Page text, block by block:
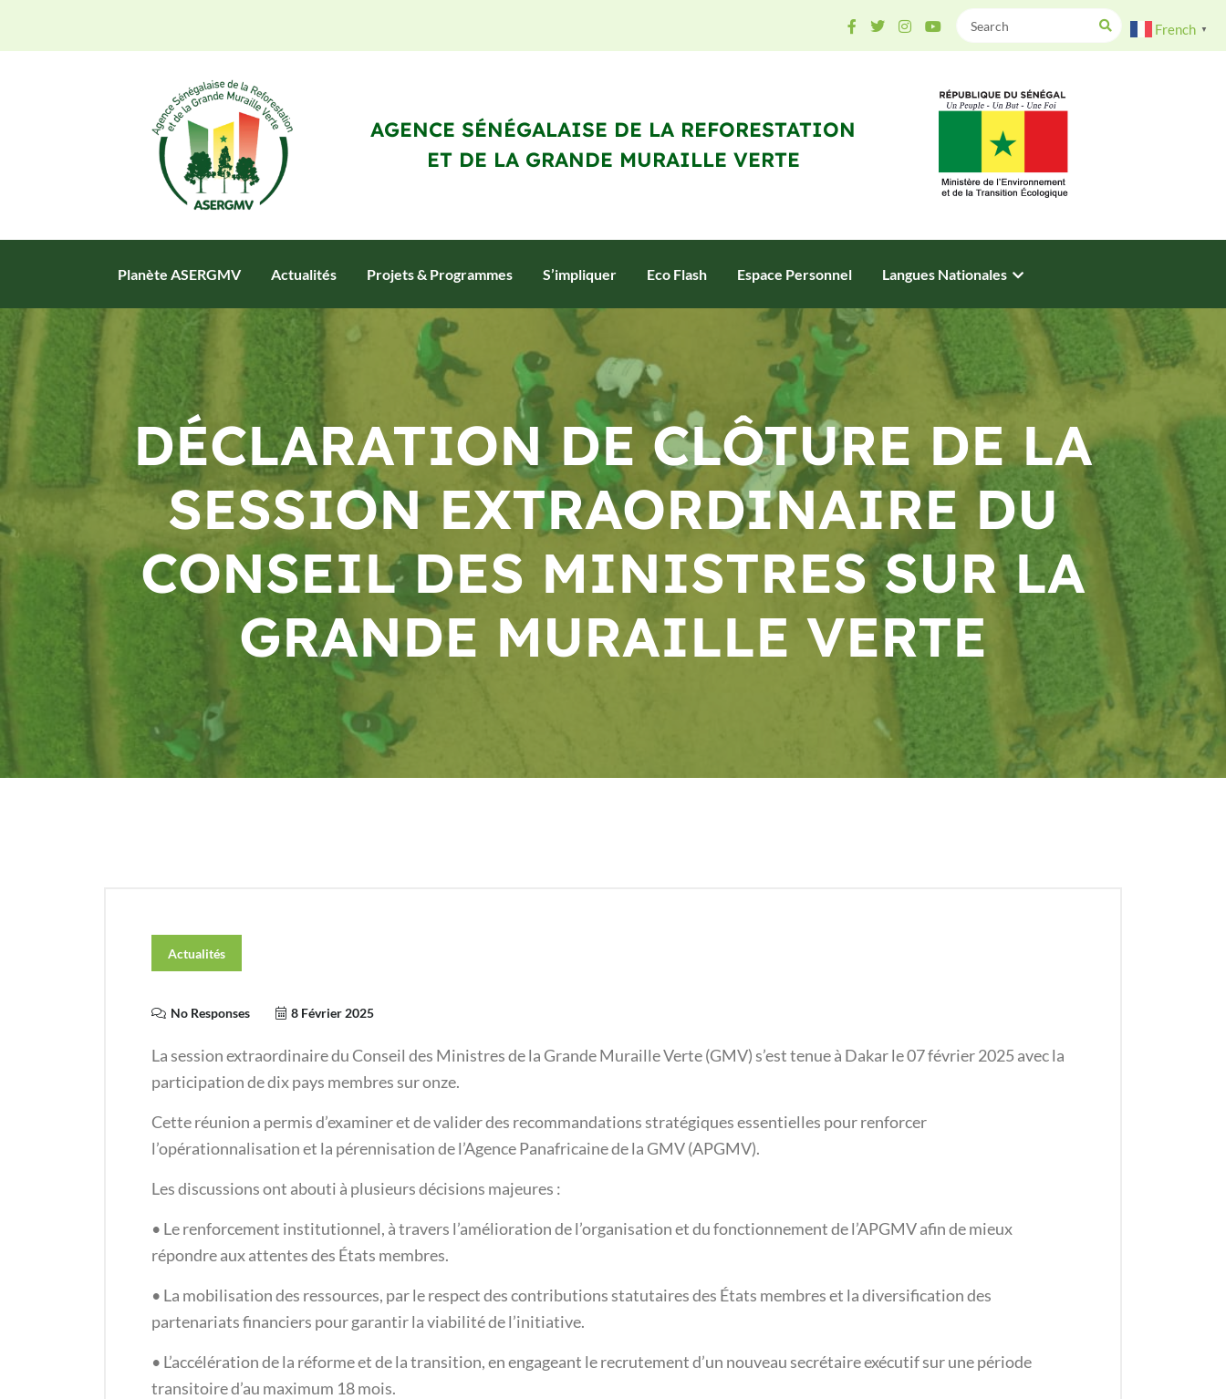
AGENCE SÉNÉGALAISE DE LA REFORESTATION
ET DE LA GRANDE MURAILLE VERTE
Planète ASERGMV Actualités Projets & Programmes S’impliquer Eco Flash Espace Personnel Langues Nationales
DÉCLARATION DE CLÔTURE DE LA
SESSION EXTRAORDINAIRE DU
CONSEIL DES MINISTRES SUR LA
GRANDE MURAILLE VERTE
Actualités
No Responses 8 Février 2025
La session extraordinaire du Conseil des Ministres de la Grande Muraille Verte (GMV) s’est tenue à Dakar le 07 février 2025 avec la
participation de dix pays membres sur onze.
Cette réunion a permis d’examiner et de valider des recommandations stratégiques essentielles pour renforcer
l’opérationnalisation et la pérennisation de l’Agence Panafricaine de la GMV (APGMV).
Les discussions ont abouti à plusieurs décisions majeures :
• Le renforcement institutionnel, à travers l’amélioration de l’organisation et du fonctionnement de l’APGMV afin de mieux
répondre aux attentes des États membres.
• La mobilisation des ressources, par le respect des contributions statutaires des États membres et la diversification des
partenariats financiers pour garantir la viabilité de l’initiative.
• L’accélération de la réforme et de la transition, en engageant le recrutement d’un nouveau secrétaire exécutif sur une période
transitoire d’au maximum 18 mois.
French ▼